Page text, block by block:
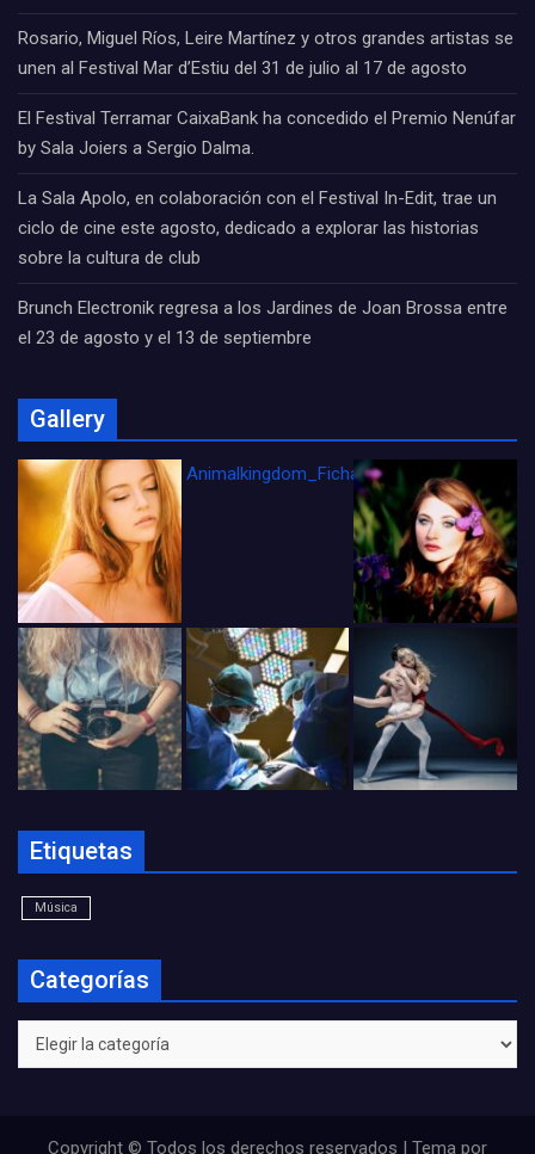
Rosario, Miguel Ríos, Leire Martínez y otros grandes artistas se
unen al Festival Mar d’Estiu del 31 de julio al 17 de agosto
El Festival Terramar CaixaBank ha concedido el Premio Nenúfar
by Sala Joiers a Sergio Dalma.
La Sala Apolo, en colaboración con el Festival In-Edit, trae un
ciclo de cine este agosto, dedicado a explorar las historias
sobre la cultura de club
Brunch Electronik regresa a los Jardines de Joan Brossa entre
el 23 de agosto y el 13 de septiembre
Gallery
Animalkingdom_FichaCine
Etiquetas
Música
Categorías
Categorías
Copyright © Todos los derechos reservados | Tema por